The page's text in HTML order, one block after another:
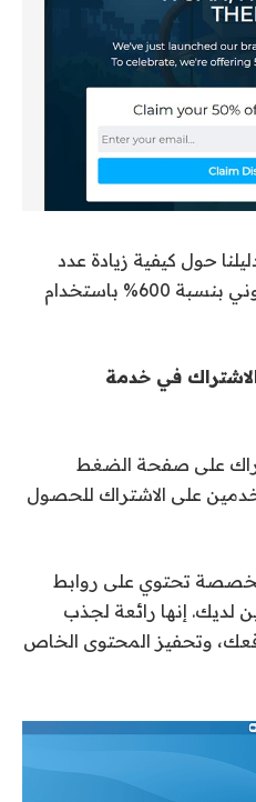
حول كيفية زيادة عدد
المشتركين في البريد الإلكتروني بنسبة 600% باستخدام
في خدمة
على صفحة الضغط
على الاشتراك للحصول
تحتوي على روابط
لديك. إنها رائعة لجذب
وتحفيز المحتوى الخاص